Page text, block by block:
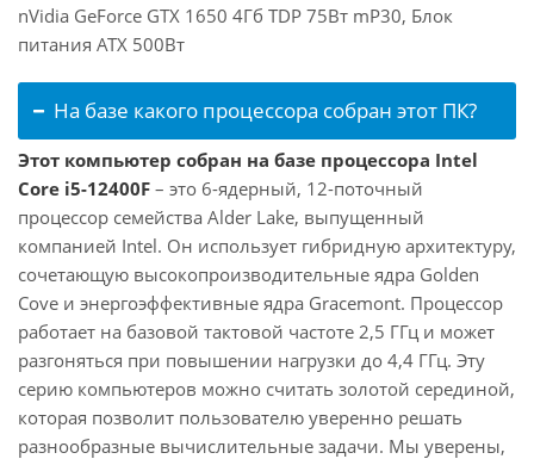
nVidia GeForce GTX 1650 4Гб TDP 75Вт mP30, Блок
питания ATX 500Вт
На базе какого процессора собран этот ПК?
Этот компьютер собран на базе процессора Intel
Core i5-12400F – это 6-ядерный, 12-поточный
процессор семейства Alder Lake, выпущенный
компанией Intel. Он использует гибридную архитектуру,
сочетающую высокопроизводительные ядра Golden
Cove и энергоэффективные ядра Gracemont. Процессор
работает на базовой тактовой частоте 2,5 ГГц и может
разгоняться при повышении нагрузки до 4,4 ГГц. Эту
серию компьютеров можно считать золотой серединой,
которая позволит пользователю уверенно решать
разнообразные вычислительные задачи. Мы уверены,